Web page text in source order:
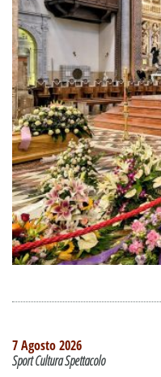
7 Agosto 2026
Sport Cultura Spettacolo